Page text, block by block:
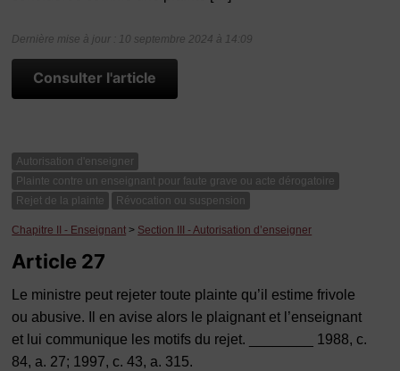
Dernière mise à jour : 10 septembre 2024 à 14:09
Consulter l'article
Autorisation d'enseigner
Plainte contre un enseignant pour faute grave ou acte dérogatoire
Rejet de la plainte
Révocation ou suspension
Chapitre II - Enseignant > Section III - Autorisation d’enseigner
Article 27
Le ministre peut rejeter toute plainte qu’il estime frivole
ou abusive. Il en avise alors le plaignant et l’enseignant
et lui communique les motifs du rejet. ________ 1988, c.
84, a. 27; 1997, c. 43, a. 315.